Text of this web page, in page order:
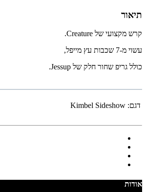
תיאור
קרש מקצועי של Creature.
עשוי מ-7 שכבות עץ מייפל,
כולל גריפ שחור חלק של Jessup.
דגם: Kimbel Sideshow
אודות